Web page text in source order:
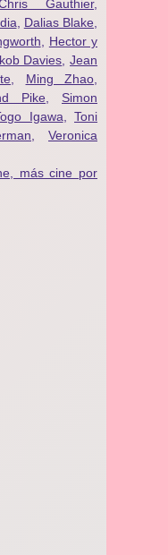
Gauthier,
Dalias Blake
Hector y
Davies ,Jean
Ming Zhao
Pike
Simon
Igawa ,Toni
Veronica
más cine por